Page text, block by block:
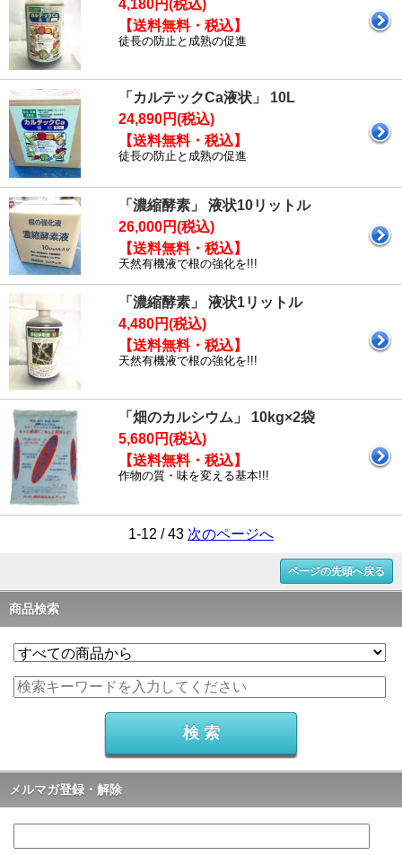
4,180円(税込)
【送料無料・税込】
徒長の防止と成熟の促進
「カルテックCa液状」 10L
24,890円(税込)
【送料無料・税込】
徒長の防止と成熟の促進
「濃縮酵素」 液状10リットル
26,000円(税込)
【送料無料・税込】
天然有機液で根の強化を!!!
「濃縮酵素」 液状1リットル
4,480円(税込)
【送料無料・税込】
天然有機液で根の強化を!!!
「畑のカルシウム」 10kg×2袋
5,680円(税込)
【送料無料・税込】
作物の質・味を変える基本!!!
1-12 / 43 次のページへ
ページの先頭へ戻る
商品検索
メルマガ登録・解除